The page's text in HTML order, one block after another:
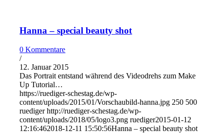
Hanna – special beauty shot
0 Kommentare
/
12. Januar 2015
Das Portrait entstand während des Videodrehs zum Make
Up Tutorial…
https://ruediger-schestag.de/wp-
content/uploads/2015/01/Vorschaubild-hanna.jpg 250 500
ruediger http://ruediger-schestag.de/wp-
content/uploads/2018/05/logo3.png ruediger2015-01-12
12:16:462018-12-11 15:50:56Hanna – special beauty shot